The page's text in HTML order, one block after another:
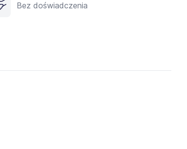
Bez doświadczenia